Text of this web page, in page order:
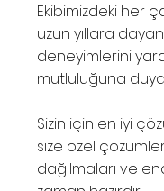
Ekibimizdeki her
uzun yıllara
deneyimlerini
mutluluğuna
Sizin için en iyi
size özel
dağılmaları ve